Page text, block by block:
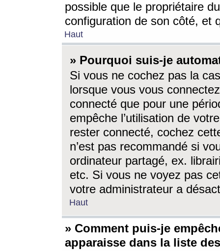
possible que le propriétaire
configuration de son côté, et
Haut
» Pourquoi suis-je
Si vous ne cochez pas la
lorsque vous vous
connecté que pour une
empêche l’utilisation de
rester connecté, cochez
n’est pas recommandé si
ordinateur partagé, ex.
etc. Si vous ne voyez pas
votre administrateur a
Haut
» Comment puis-je
apparaisse dans la liste